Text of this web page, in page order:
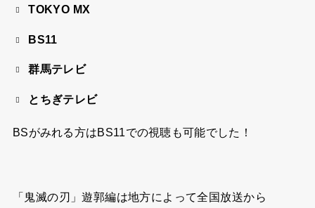
TOKYO MX
BS11
群馬テレビ
とちぎテレビ
BSがみれる方はBS11での視聴も可能でした！
「鬼滅の刃」遊郭編は地方によって全国放送から